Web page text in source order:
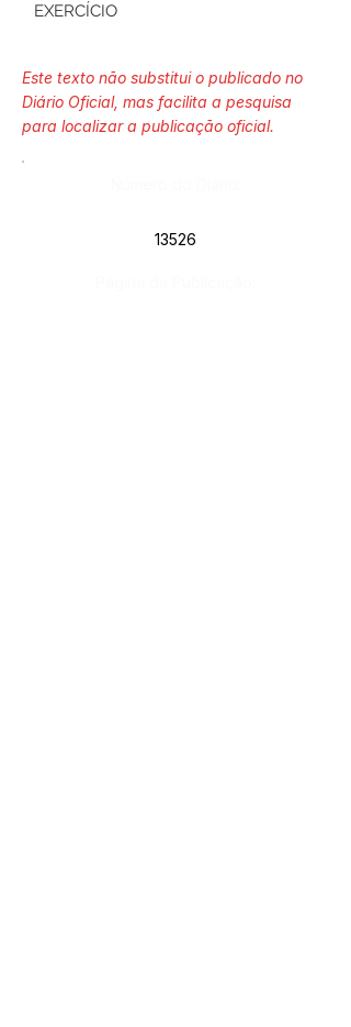
EXERCÍCIO
Este texto não substitui o publicado no
Diário Oficial, mas facilita a pesquisa
para localizar a publicação oficial.
13526